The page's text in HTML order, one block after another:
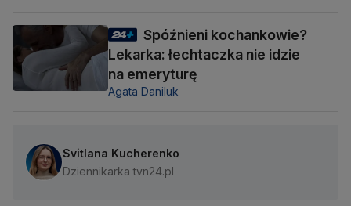
Spóźnieni kochankowie?
Lekarka: łechtaczka nie idzie
na emeryturę
Agata Daniluk
Svitlana Kucherenko
Dziennikarka tvn24.pl